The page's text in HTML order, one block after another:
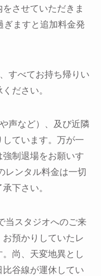
させていただきま
ぎますと追加料金発
すべてお持ち帰りい
ださい。
声など）、及び近隣
ています。万が一
制退場をお願いす
レンタル料金は一切
下さい。
当スタジオへのご来
預かりしていたレ
尚、天変地異とし
谷線が運休してい